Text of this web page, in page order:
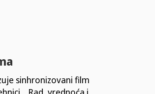
sinhronizovani film